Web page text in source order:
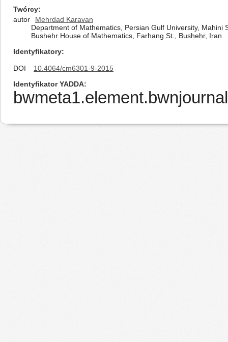
Twórcy
autor
Mehrdad Karavan
Department of Mathematics, Persian Gulf University, Mahini
Bushehr House of Mathematics, Farhang St., Bushehr, Iran
Identyfikatory
DOI
10.4064/cm6301-9-2015
Identyfikator YADDA